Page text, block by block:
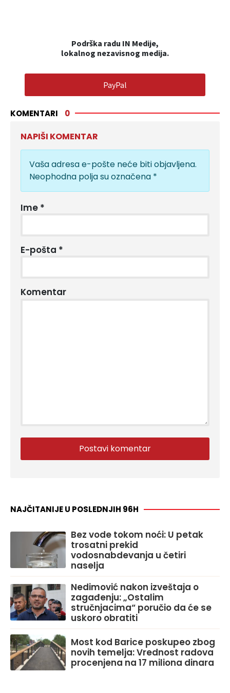
Podrška radu IN Medije,
lokalnog nezavisnog medija.
PayPal
KOMENTARI 0
NAPIŠI KOMENTAR
Vaša adresa e-pošte neće biti objavljena.
Neophodna polja su označena *
Ime *
E-pošta *
Komentar
NAJČITANIJE U POSLEDNJIH 96H
Bez vode tokom noći: U petak
trosatni prekid
vodosnabdevanja u četiri
naselja
Nedimović nakon izveštaja o
zagađenju: „Ostalim
stručnjacima“ poručio da će se
uskoro obratiti
Most kod Barice poskupeo zbog
novih temelja: Vrednost radova
procenjena na 17 miliona dinara